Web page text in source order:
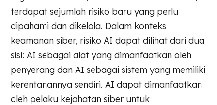
terdapat sejumlah risiko baru yang perlu
dipahami dan dikelola. Dalam konteks
keamanan siber, risiko AI dapat dilihat dari dua
sisi: AI sebagai alat yang dimanfaatkan oleh
penyerang dan AI sebagai sistem yang memiliki
kerentanannya sendiri. AI dapat dimanfaatkan
oleh pelaku kejahatan siber untuk